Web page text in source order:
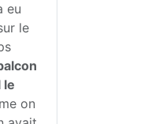
eu
le
le
on